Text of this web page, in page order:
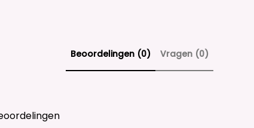
Beoordelingen (0) Vragen (0)